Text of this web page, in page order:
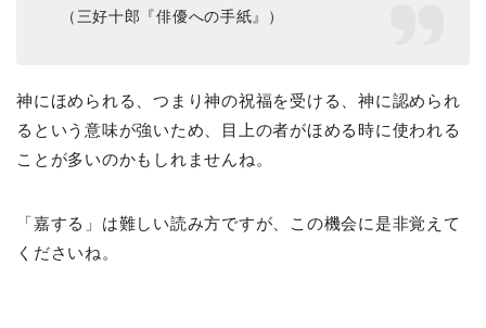
（三好十郎『俳優への手紙』）
神にほめられる、つまり神の祝福を受ける、神に認められ
るという意味が強いため、目上の者がほめる時に使われる
ことが多いのかもしれませんね。
「嘉する」は難しい読み方ですが、この機会に是非覚えて
くださいね。